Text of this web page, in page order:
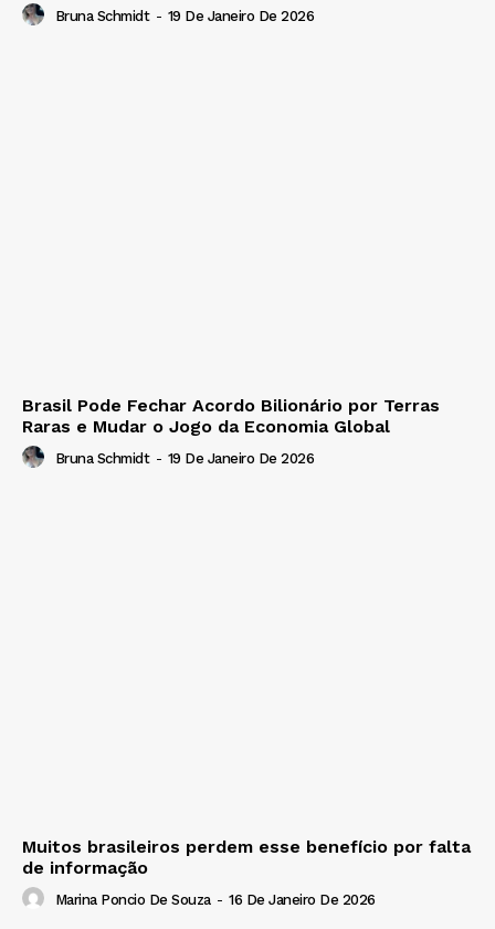
Bruna Schmidt - 19 De Janeiro De 2026
Brasil Pode Fechar Acordo Bilionário por Terras
Raras e Mudar o Jogo da Economia Global
Bruna Schmidt - 19 De Janeiro De 2026
Muitos brasileiros perdem esse benefício por falta
de informação
Marina Poncio De Souza - 16 De Janeiro De 2026